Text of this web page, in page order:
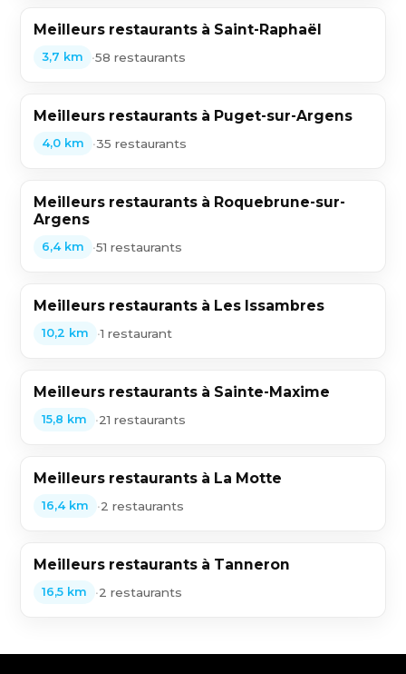
Meilleurs restaurants à Saint-Raphaël
3,7 km •58 restaurants
Meilleurs restaurants à Puget-sur-Argens
4,0 km •35 restaurants
Meilleurs restaurants à Roquebrune-sur-
Argens
6,4 km •51 restaurants
Meilleurs restaurants à Les Issambres
10,2 km •1 restaurant
Meilleurs restaurants à Sainte-Maxime
15,8 km •21 restaurants
Meilleurs restaurants à La Motte
16,4 km •2 restaurants
Meilleurs restaurants à Tanneron
16,5 km •2 restaurants